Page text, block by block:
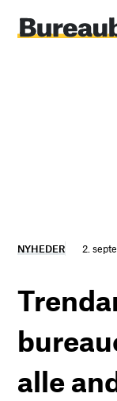
indhold
NYHEDER 2.
alle